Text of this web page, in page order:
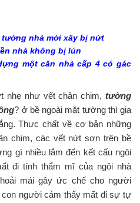
nhà mới xây bị nứt
nhà không bị lún
một căn nhà cấp 4 có gác
nhẹ như vết chân chim, tường
? ở bề ngoài mặt tường thì gia
Thực chất về cơ bản những
chim, các vết nứt sơn trên bề
gì nhiều lắm đến kết cấu ngôi
đi tính thẩm mĩ của ngôi nhà
mái gây ức chế cho người
con người cảm thấy mất đi sự tự